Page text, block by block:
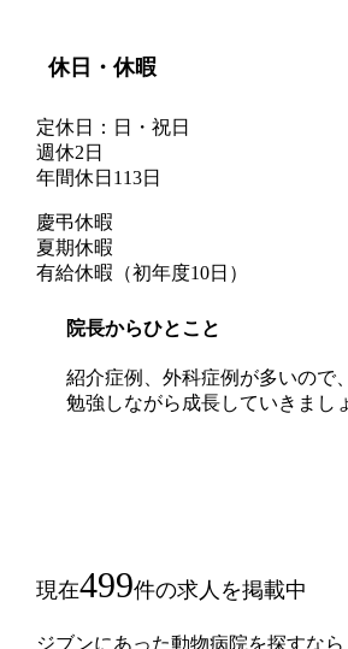
休日・休暇
定休日：日・祝日
週休2日
年間休日113日
慶弔休暇
夏期休暇
有給休暇（初年度10日）
院長からひとこと
紹介症例、外科症例が多いので
勉強しながら成長していきまし
現在499件の求人を掲載中
ジブンにあった動物病院を探すなら